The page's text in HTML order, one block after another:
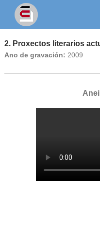
2. Proxectos literarios
Ano de gravación: 2009